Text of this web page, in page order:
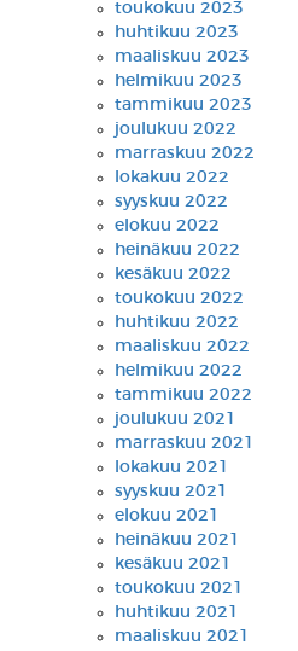
toukokuu 2023
huhtikuu 2023
maaliskuu 2023
helmikuu 2023
tammikuu 2023
joulukuu 2022
marraskuu 2022
lokakuu 2022
syyskuu 2022
elokuu 2022
heinäkuu 2022
kesäkuu 2022
toukokuu 2022
huhtikuu 2022
maaliskuu 2022
helmikuu 2022
tammikuu 2022
joulukuu 2021
marraskuu 2021
lokakuu 2021
syyskuu 2021
elokuu 2021
heinäkuu 2021
kesäkuu 2021
toukokuu 2021
huhtikuu 2021
maaliskuu 2021